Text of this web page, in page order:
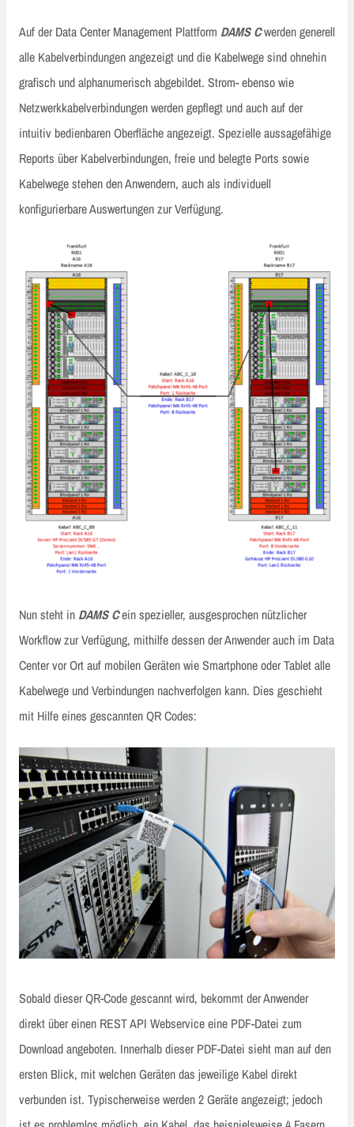
Auf der Data Center Management Plattform DAMS Cwerden generell
alle Kabelverbindungen angezeigt und die Kabelwege sind ohnehin
grafisch und alphanumerisch abgebildet. Strom- ebenso wie
Netzwerkkabelverbindungen werden gepflegt und auch auf der
intuitiv bedienbaren Oberfläche angezeigt. Spezielle aussagefähige
Reports über Kabelverbindungen, freie und belegte Ports sowie
Kabelwege stehen den Anwendern, auch als individuell
konfigurierbare Auswertungen zur Verfügung.
Nun steht in DAMS Cein spezieller, ausgesprochen nützlicher
Workflow zur Verfügung, mithilfe dessen der Anwender auch im Data
Center vor Ort auf mobilen Geräten wie Smartphone oder Tablet alle
Kabelwege und Verbindungen nachverfolgen kann. Dies geschieht
mit Hilfe eines gescannten QR Codes:
Sobald dieser QR-Code gescannt wird, bekommt der Anwender
direkt über einen REST API Webservice eine PDF-Datei zum
Download angeboten. Innerhalb dieser PDF-Datei sieht man auf den
ersten Blick, mit welchen Geräten das jeweilige Kabel direkt
verbunden ist. Typischerweise werden 2 Geräte angezeigt; jedoch